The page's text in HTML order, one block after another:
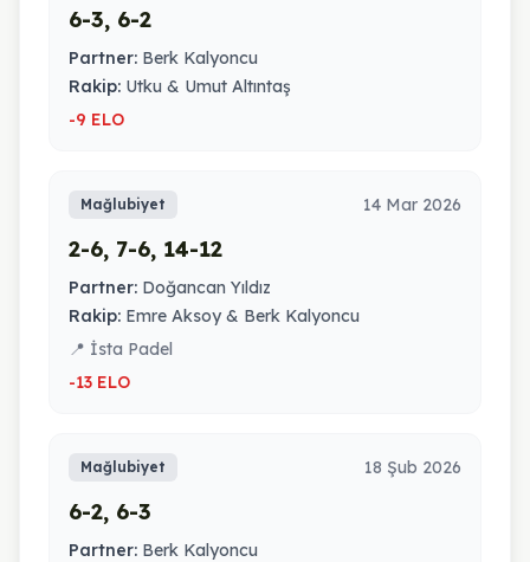
6-3, 6-2
Partner: Berk Kalyoncu
Rakip: Utku & Umut Altıntaş
-9 ELO
Mağlubiyet 14 Mar 2026
2-6, 7-6, 14-12
Partner: Doğancan Yıldız
Rakip: Emre Aksoy & Berk Kalyoncu
📍 İsta Padel
-13 ELO
Mağlubiyet 18 Şub 2026
6-2, 6-3
Partner: Berk Kalyoncu